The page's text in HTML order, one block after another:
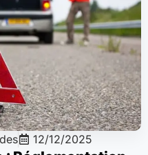
12/12/2025